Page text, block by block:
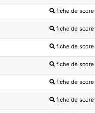
fiche de score
fiche de score
fiche de score
fiche de score
fiche de score
fiche de score